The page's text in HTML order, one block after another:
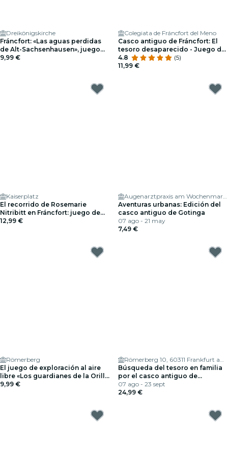
Dreikönigskirche
Fráncfort: «Las aguas perdidas
de Alt-Sachsenhausen», juego
de exploración al aire libre
9,99 €
Colegiata de Fráncfort del Meno
Casco antiguo de Fráncfort: El
tesoro desaparecido - Juego de
exploración
4.8
(5)
11,99 €
Kaiserplatz
El recorrido de Rosemarie
Nitribitt en Fráncfort: juego de
exploración al aire libre
12,99 €
Augenarztpraxis am Wochenmarkt
Aventuras urbanas: Edición del
casco antiguo de Gotinga
07 ago - 21 may
7,49 €
Römerberg
El juego de exploración al aire
libre «Los guardianes de la Orilla
de los Museos de Fráncfort»
9,99 €
Römerberg 10, 60311 Frankfurt am Main
Búsqueda del tesoro en familia
por el casco antiguo de
Fráncfort
07 ago - 23 sept
24,99 €